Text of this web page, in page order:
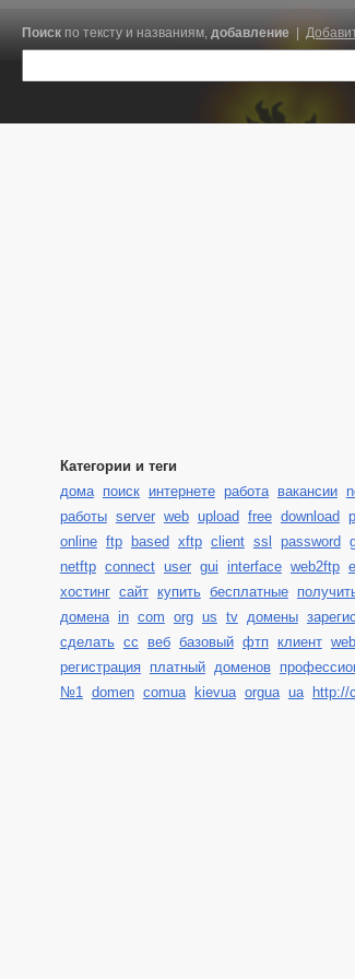
Поискпо тексту и названиям, добавление|
Категории и теги
дома
поиск интернете работа вакансии
работы server web upload free download
online ftp based xftp client ssl password
netftp connect user gui interface web2ftp
хостинг сайт купить бесплатные
домена in com org us tv домены
сделать cc веб базовый фтп клиент
регистрация
платный доменов
№1 domen comua kievua orgua ua http://